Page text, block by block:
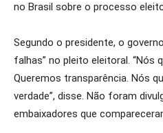
no Brasil sobre o processo
Segundo o presidente, o
falhas” no pleito eleitoral. “Nós
Queremos transparência. Nós
verdade”, disse. Não foram
embaixadores que